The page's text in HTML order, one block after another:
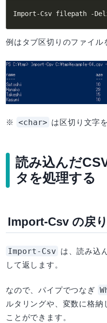
Import-Csv filepath -
例はタブ区切りのファイル
※ <char> は区切り文字
読み込んだ
タを処理する
Import-Csv の戻
Import-Csv
は、読み込
して返します。
なので、パイプでつなぎ
ルタリングや、変数に格納
ことができます。